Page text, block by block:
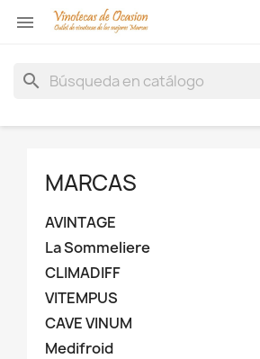

search
MARCAS
AVINTAGE
La Sommeliere
CLIMADIFF
VITEMPUS
CAVE VINUM
Medifroid